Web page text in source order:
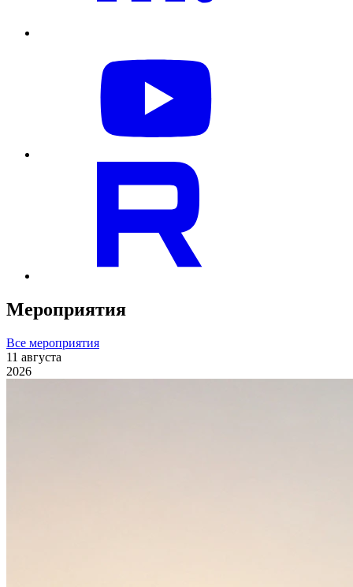
Мероприятия
Все мероприятия
11 августа
2026